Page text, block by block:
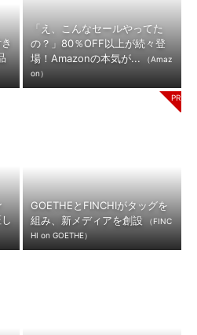
「え、こんなセールやってた
の？」80％OFF以上が続々登
場！Amazonの本気が...
（Amaz
on）
GOETHEとFINCHIがタッグを
組み、新メディアを創設
（FINC
HI on GOETHE）